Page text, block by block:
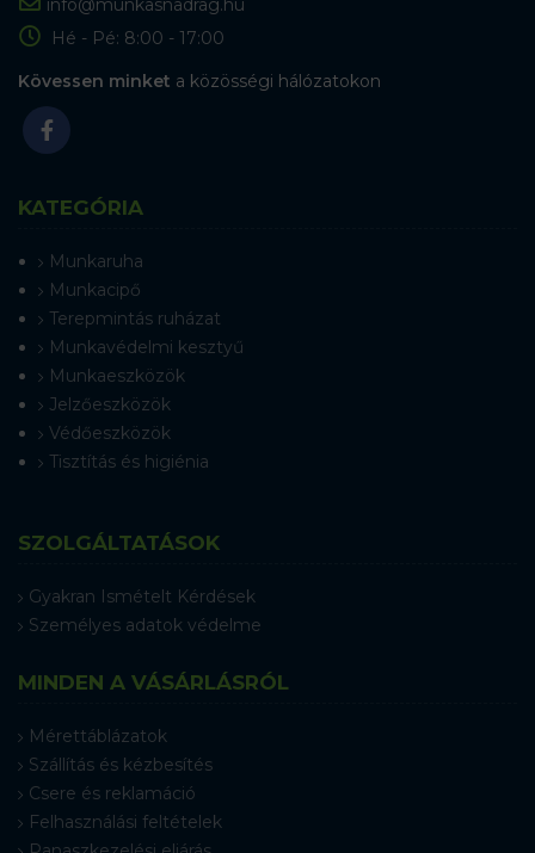
info@munkasnadrag.hu
Hé - Pé: 8:00 - 17:00
Kövessen minket a közösségi hálózatokon
KATEGÓRIA
Munkaruha
Munkacipő
Terepmintás ruházat
Munkavédelmi kesztyű
Munkaeszközök
Jelzőeszközök
Védőeszközök
Tisztítás és higiénia
SZOLGÁLTATÁSOK
Gyakran Ismételt Kérdések
Személyes adatok védelme
MINDEN A VÁSÁRLÁSRÓL
Mérettáblázatok
Szállítás és kézbesítés
Csere és reklamáció
Felhasználási feltételek